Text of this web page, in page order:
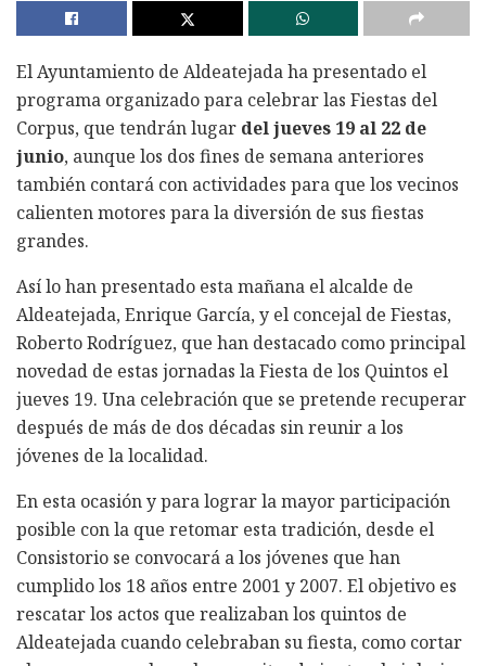
El Ayuntamiento de Aldeatejada ha presentado el
programa organizado para celebrar las Fiestas del
Corpus, que tendrán lugar del jueves 19 al 22 de
junio, aunque los dos fines de semana anteriores
también contará con actividades para que los vecinos
calienten motores para la diversión de sus fiestas
grandes.
Así lo han presentado esta mañana el alcalde de
Aldeatejada, Enrique García, y el concejal de Fiestas,
Roberto Rodríguez, que han destacado como principal
novedad de estas jornadas la Fiesta de los Quintos el
jueves 19. Una celebración que se pretende recuperar
después de más de dos décadas sin reunir a los
jóvenes de la localidad.
En esta ocasión y para lograr la mayor participación
posible con la que retomar esta tradición, desde el
Consistorio se convocará a los jóvenes que han
cumplido los 18 años entre 2001 y 2007. El objetivo es
rescatar los actos que realizaban los quintos de
Aldeatejada cuando celebraban su fiesta, como cortar